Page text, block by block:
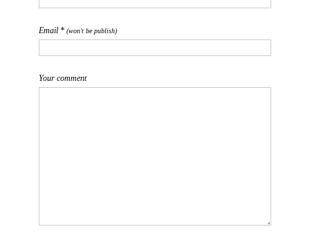
Email * (won't be publish)
Your comment